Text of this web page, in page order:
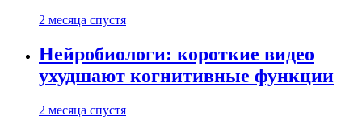
2 месяца спустя
Нейробиологи: короткие видео
ухудшают когнитивные функции
2 месяца спустя